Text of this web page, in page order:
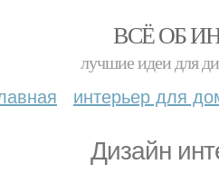
ВСЁ ОБ
лучшие идеи для
интерьер для
Дизайн